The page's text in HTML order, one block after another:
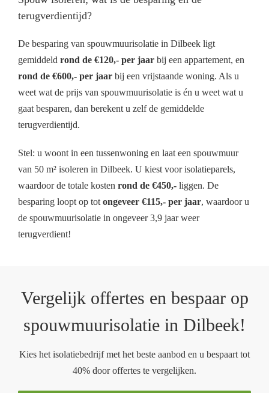
terugverdientijd?
De besparing van spouwmuurisolatie in Dilbeek ligt
gemiddeld rond de €120,- per jaar bij een appartement, en
rond de €600,- per jaar bij een vrijstaande woning. Als u
weet wat de prijs van spouwmuurisolatie is én u weet wat u
gaat besparen, dan berekent u zelf de gemiddelde
terugverdientijd.
Stel: u woont in een tussenwoning en laat een spouwmuur
van 50 m² isoleren in Dilbeek. U kiest voor isolatieparels,
waardoor de totale kosten rond de €450,- liggen. De
besparing loopt op totongeveer €115,- per jaar, waardoor u
de spouwmuurisolatie in ongeveer 3,9 jaar weer
terugverdient!
Vergelijk offertes en bespaar op
spouwmuurisolatie in Dilbeek!
Kies het isolatiebedrijf met het beste aanbod en u bespaart tot
40% door offertes te vergelijken.